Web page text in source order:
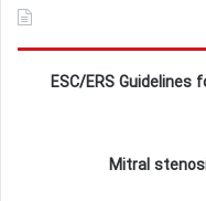
ESC/ERS